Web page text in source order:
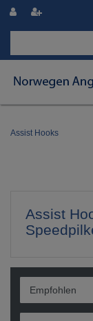
Assist Hooks
Assist